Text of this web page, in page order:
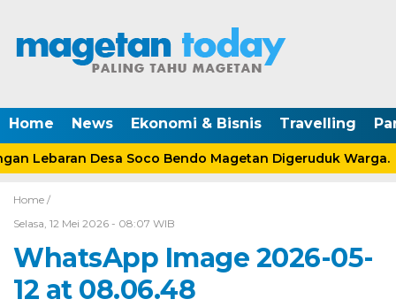
Home News Ekonomi & Bisnis Travelling
Lebaran Desa Soco Bendo Magetan Digeruduk Warga.
Home /
Selasa, 12 Mei 2026 - 08:07 WIB
WhatsApp Image 2026-05-
12 at 08.06.48